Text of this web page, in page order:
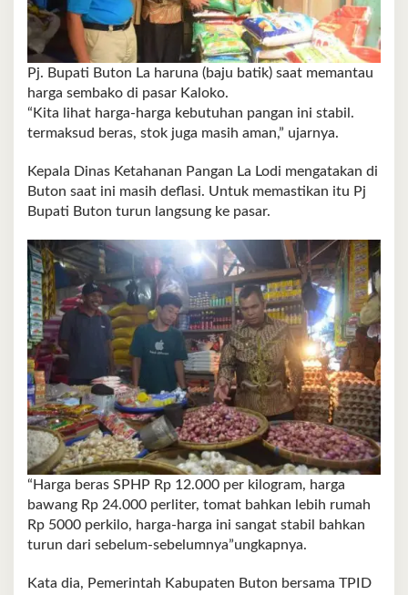
Pj. Bupati Buton La haruna (baju batik) saat memantau
harga sembako di pasar Kaloko.
“Kita lihat harga-harga kebutuhan pangan ini stabil.
termaksud beras, stok juga masih aman,” ujarnya.
Kepala Dinas Ketahanan Pangan La Lodi mengatakan di
Buton saat ini masih deflasi. Untuk memastikan itu Pj
Bupati Buton turun langsung ke pasar.
“Harga beras SPHP Rp 12.000 per kilogram, harga
bawang Rp 24.000 perliter, tomat bahkan lebih rumah
Rp 5000 perkilo, harga-harga ini sangat stabil bahkan
turun dari sebelum-sebelumnya”ungkapnya.
Kata dia, Pemerintah Kabupaten Buton bersama TPID